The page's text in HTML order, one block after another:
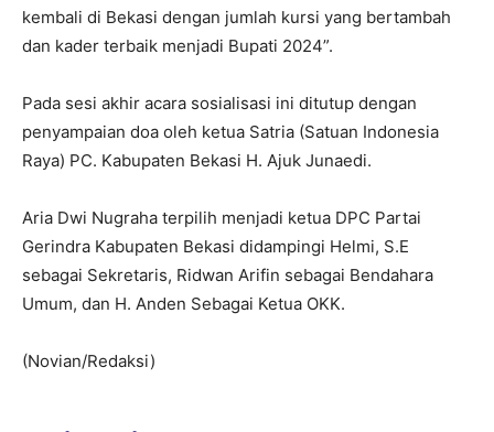
kembali di Bekasi dengan jumlah kursi yang bertambah
dan kader terbaik menjadi Bupati 2024”.
Pada sesi akhir acara sosialisasi ini ditutup dengan
penyampaian doa oleh ketua Satria (Satuan Indonesia
Raya) PC. Kabupaten Bekasi H. Ajuk Junaedi.
Aria Dwi Nugraha terpilih menjadi ketua DPC Partai
Gerindra Kabupaten Bekasi didampingi Helmi, S.E
sebagai Sekretaris, Ridwan Arifin sebagai Bendahara
Umum, dan H. Anden Sebagai Ketua OKK.
(Novian/Redaksi)